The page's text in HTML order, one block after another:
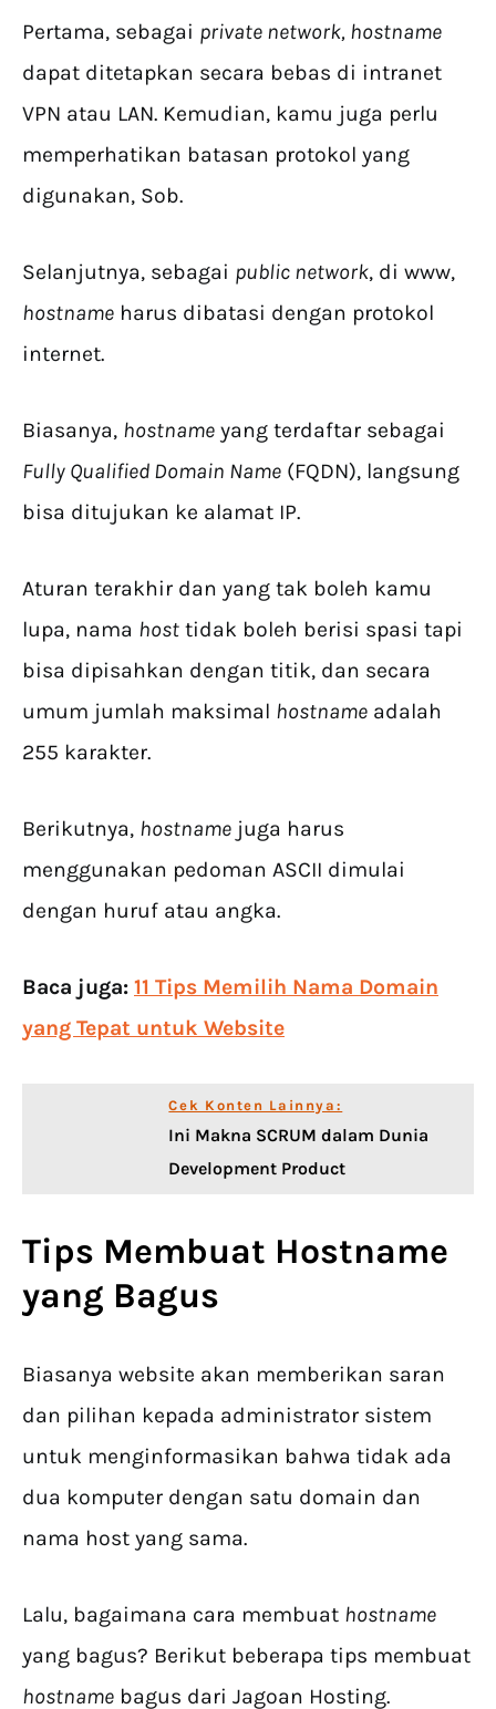
Pertama, sebagai private network, hostname
dapat ditetapkan secara bebas di intranet
VPN atau LAN. Kemudian, kamu juga perlu
memperhatikan batasan protokol yang
digunakan, Sob.
Selanjutnya, sebagai public network, di www,
hostname harus dibatasi dengan protokol
internet.
Biasanya, hostname yang terdaftar sebagai
Fully Qualified Domain Name (FQDN), langsung
bisa ditujukan ke alamat IP.
Aturan terakhir dan yang tak boleh kamu
lupa, nama host tidak boleh berisi spasi tapi
bisa dipisahkan dengan titik, dan secara
umum jumlah maksimal hostname adalah
255 karakter.
Berikutnya, hostname juga harus
menggunakan pedoman ASCII dimulai
dengan huruf atau angka.
Baca juga: 11 Tips Memilih Nama Domain
yang Tepat untuk Website
Cek Konten Lainnya:
Ini Makna SCRUM dalam Dunia
Development Product
Tips Membuat Hostname
yang Bagus
Biasanya website akan memberikan saran
dan pilihan kepada administrator sistem
untuk menginformasikan bahwa tidak ada
dua komputer dengan satu domain dan
nama host yang sama.
Lalu, bagaimana cara membuat hostname
yang bagus? Berikut beberapa tips membuat
hostname bagus dari Jagoan Hosting.